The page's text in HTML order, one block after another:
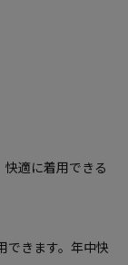
適に着用できる
できます。年中快